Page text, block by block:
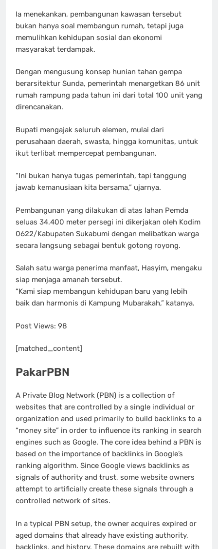
Ia menekankan, pembangunan kawasan tersebut
bukan hanya soal membangun rumah, tetapi juga
memulihkan kehidupan sosial dan ekonomi
masyarakat terdampak.
Dengan mengusung konsep hunian tahan gempa
berarsitektur Sunda, pemerintah menargetkan 86 unit
rumah rampung pada tahun ini dari total 100 unit yang
direncanakan.
Bupati mengajak seluruh elemen, mulai dari
perusahaan daerah, swasta, hingga komunitas, untuk
ikut terlibat mempercepat pembangunan.
“Ini bukan hanya tugas pemerintah, tapi tanggung
jawab kemanusiaan kita bersama,” ujarnya.
Pembangunan yang dilakukan di atas lahan Pemda
seluas 34.400 meter persegi ini dikerjakan oleh Kodim
0622/Kabupaten Sukabumi dengan melibatkan warga
secara langsung sebagai bentuk gotong royong.
Salah satu warga penerima manfaat, Hasyim, mengaku
siap menjaga amanah tersebut.
“Kami siap membangun kehidupan baru yang lebih
baik dan harmonis di Kampung Mubarakah,” katanya.
Post Views: 98
[matched_content]
PakarPBN
A Private Blog Network (PBN) is a collection of
websites that are controlled by a single individual or
organization and used primarily to build backlinks to a
“money site” in order to influence its ranking in search
engines such as Google. The core idea behind a PBN is
based on the importance of backlinks in Google’s
ranking algorithm. Since Google views backlinks as
signals of authority and trust, some website owners
attempt to artificially create these signals through a
controlled network of sites.
In a typical PBN setup, the owner acquires expired or
aged domains that already have existing authority,
backlinks, and history. These domains are rebuilt with